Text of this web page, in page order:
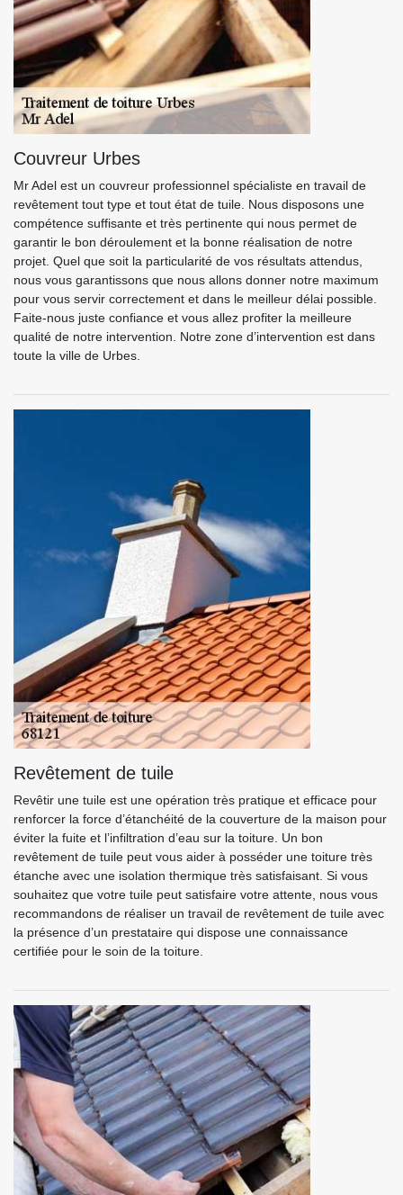
Couvreur Urbes
Mr Adel est un couvreur professionnel spécialiste en travail de
revêtement tout type et tout état de tuile. Nous disposons une
compétence suffisante et très pertinente qui nous permet de
garantir le bon déroulement et la bonne réalisation de notre
projet. Quel que soit la particularité de vos résultats attendus,
nous vous garantissons que nous allons donner notre maximum
pour vous servir correctement et dans le meilleur délai possible.
Faite-nous juste confiance et vous allez profiter la meilleure
qualité de notre intervention. Notre zone d’intervention est dans
toute la ville de Urbes.
Revêtement de tuile
Revêtir une tuile est une opération très pratique et efficace pour
renforcer la force d’étanchéité de la couverture de la maison pour
éviter la fuite et l’infiltration d’eau sur la toiture. Un bon
revêtement de tuile peut vous aider à posséder une toiture très
étanche avec une isolation thermique très satisfaisant. Si vous
souhaitez que votre tuile peut satisfaire votre attente, nous vous
recommandons de réaliser un travail de revêtement de tuile avec
la présence d’un prestataire qui dispose une connaissance
certifiée pour le soin de la toiture.